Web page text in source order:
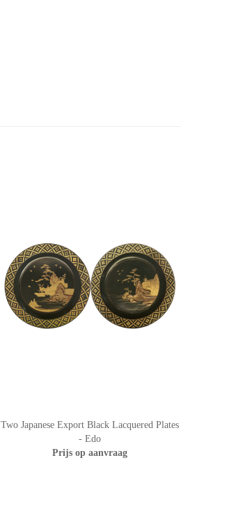
Two Japanese Export Black Lacquered Plates
- Edo
Prijs op aanvraag